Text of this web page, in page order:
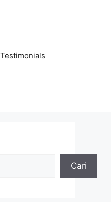
Testimonials
Cari